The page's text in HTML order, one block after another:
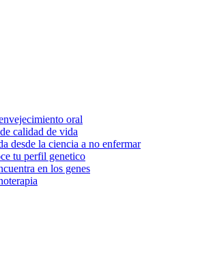
oral
calidad de vida
desde la ciencia a no enfermar
tu perfil genetico
en los genes